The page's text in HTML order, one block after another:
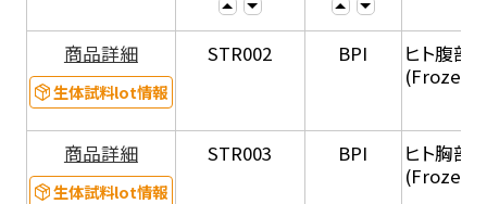
商品詳細
生体試料lot情報
STR002 BPI
ヒト腹部
(Frozen
商品詳細
生体試料lot情報
STR003 BPI
ヒト胸部
(Frozen